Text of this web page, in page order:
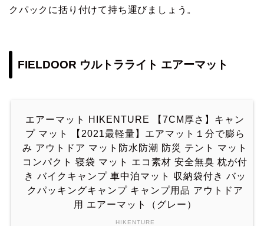
クパックに括り付けて持ち運びましょう。
FIELDOOR ウルトラライト エアーマット
エアーマット HIKENTURE 【7CM厚さ】キャン
プ マット 【2021最軽量】エアマット１分で膨ら
み アウトドア マット防水防潮 防災 テント マット
コンパクト 寝袋 マット エコ素材 安全無臭 枕が付
き バイクキャンプ 車中泊マット 収納袋付き バッ
クパッキングキャンプ キャンプ用品 アウトドア
用 エアーマット（グレー）
HIKENTURE